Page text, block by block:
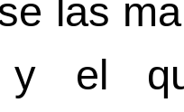
las
el